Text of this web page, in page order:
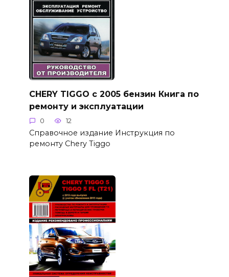
CHERY TIGGO с 2005 бензин Книга по
ремонту и эксплуатации
0 12
Справочное издание Инструкция по
ремонту Chery Tiggo